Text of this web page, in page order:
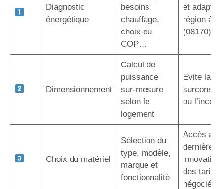
Diagnostic
énergétique
besoins
chauffage,
choix du
COP…
et
région à
(08170)
Dimensionnement
Calcul de
puissance
sur-mesure
selon le
logement
Evite la
ou
Choix du matériel
Sélection du
type, modèle,
marque et
fonctionnalité
Accès
dernières
des tarifs
négociés